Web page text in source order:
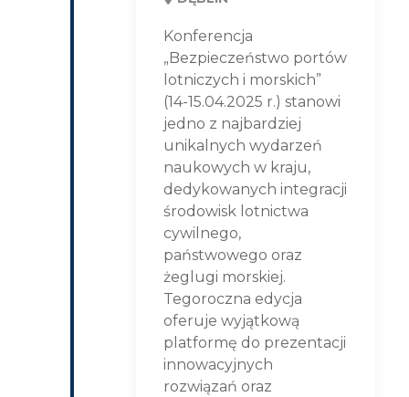
Konferencja
„Bezpieczeństwo portów
lotniczych i morskich”
(14-15.04.2025 r.) stanowi
jedno z najbardziej
unikalnych wydarzeń
naukowych w kraju,
dedykowanych integracji
środowisk lotnictwa
cywilnego,
państwowego oraz
żeglugi morskiej.
Tegoroczna edycja
oferuje wyjątkową
platformę do prezentacji
innowacyjnych
rozwiązań oraz